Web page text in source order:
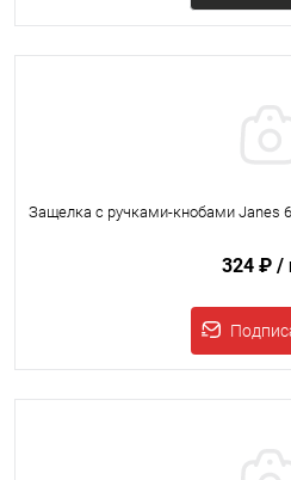
Защелка с ручками-кнобами Janes
324 ₽ /